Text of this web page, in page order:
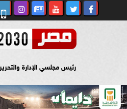
رئيس مجلسي الإدارة والتحرير